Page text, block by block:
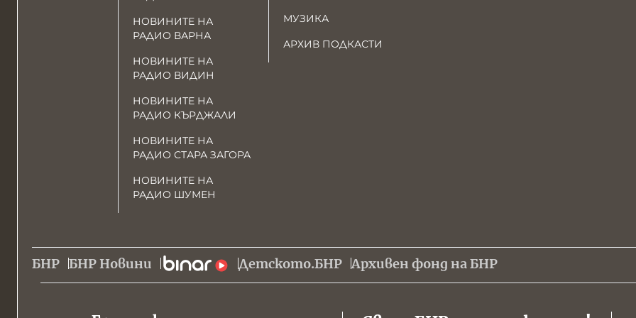
НОВИНИТЕ НА
РАДИО ВАРНА
НОВИНИТЕ НА
РАДИО ВИДИН
НОВИНИТЕ НА
РАДИО КЪРДЖАЛИ
НОВИНИТЕ НА
РАДИО СТАРА ЗАГОРА
НОВИНИТЕ НА
РАДИО ШУМЕН
МУЗИКА
АРХИВ ПОДКАСТИ
БНР БНР Новини Детското.БНР Архивен фонд на БНР